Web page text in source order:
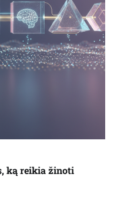
ką reikia žinoti